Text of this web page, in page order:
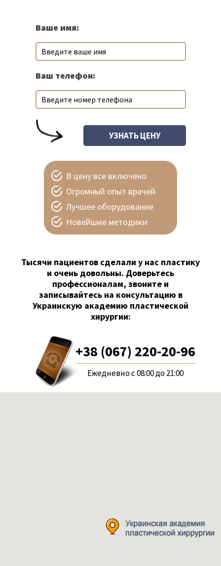
Ваше имя:
Ваш телефон:
В цену все включено
Огромный опыт врачей
Лучшее оборудование
Новейшие методики
Тысячи пациентов сделали у нас пластику
и очень довольны. Доверьтесь
профессионалам, звоните и
записывайтесь на консультацию в
Украинскую академию пластической
хирургии:
+38 (067) 220-20-96
Ежедневно с 08:00 до 21:00